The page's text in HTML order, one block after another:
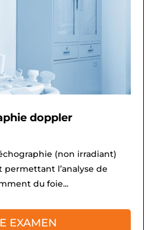
doppler
(non irradiant)
permettant l’analyse de
du foie...
EXAMEN